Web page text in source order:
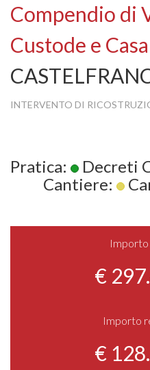
SI
INTERVIENE
Compendio di
Custode e
INTERVENTO DI
Pratica: Decreti
Cantiere:
Importo
€
Importo
€